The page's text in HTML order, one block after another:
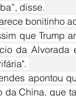
disse.
bonitinho
da Alvorada
da China, que